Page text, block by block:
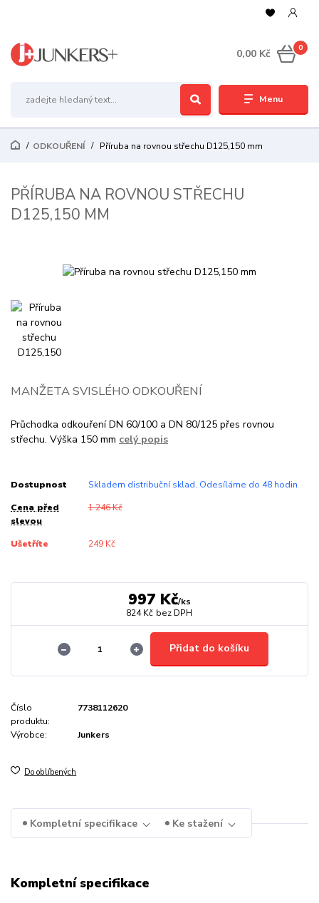
Menu
0
0,00 Kč
ODKOUŘENÍ Příruba na rovnou střechu D125,150 mm
PŘÍRUBA NA ROVNOU STŘECHU
D125,150 MM
MANŽETA SVISLÉHO ODKOUŘENÍ
Průchodka odkouření DN 60/100 a DN 80/125 přes rovnou
střechu. Výška 150 mm celý popis
Dostupnost Skladem distribuční sklad. Odesíláme do 48 hodin
Cena před
slevou
1 246 Kč
Ušetříte 249 Kč
997 Kč/ks
824 Kč bez DPH
Přidat do košíku
Číslo
produktu:
7738112620
Výrobce: Junkers
Do oblíbených
Kompletní specifikace Ke stažení
Kompletní specifikace